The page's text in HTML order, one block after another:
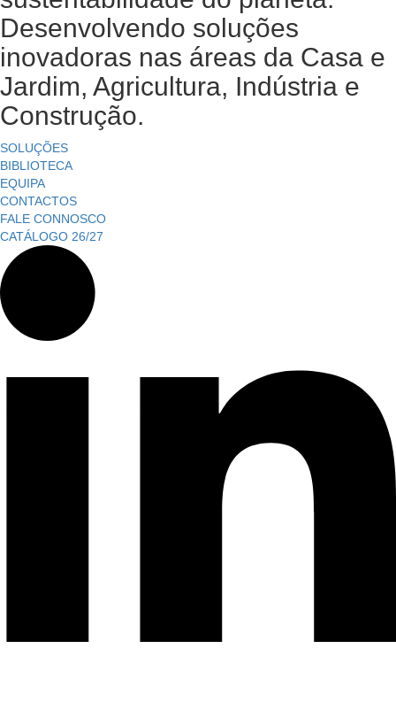
Desenvolvendo soluções
inovadoras nas áreas da Casa e
Jardim, Agricultura, Indústria e
Construção.
SOLUÇÕES
BIBLIOTECA
EQUIPA
CONTACTOS
FALE CONNOSCO
CATÁLOGO 26/27